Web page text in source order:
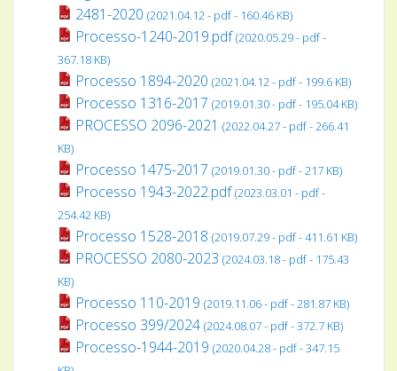
2481-2020 (2021.04.12 - pdf - 160.46 KB)
Processo-1240-2019.pdf(2020.05.29 - pdf -
367.18 KB)
Processo 1894-2020 (2021.04.12 - pdf - 199.6 KB)
Processo 1316-2017 (2019.01.30 - pdf - 195.04 KB)
PROCESSO 2096-2021 (2022.04.27 - pdf - 266.41
KB)
Processo 1475-2017 (2019.01.30 - pdf - 217 KB)
Processo 1943-2022.pdf(2023.03.01 - pdf -
254.42 KB)
Processo 1528-2018 (2019.07.29 - pdf - 411.61 KB)
PROCESSO 2080-2023 (2024.03.18 - pdf - 175.43
KB)
Processo 110-2019 (2019.11.06 - pdf - 281.87 KB)
Processo 399/2024 (2024.08.07 - pdf - 372.7 KB)
Processo-1944-2019 (2020.04.28 - pdf - 347.15